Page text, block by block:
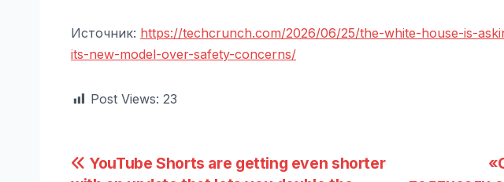
Источник: https://techcrunch.com/2026/06/25/the-white-house-is-
its-new-model-over-safety-concerns/
Post Views: 23
Навигация
YouTube Shorts are getting even shorter